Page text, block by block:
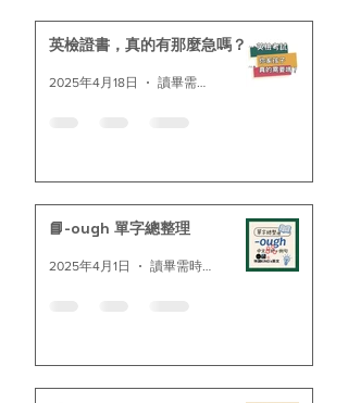
英檢證書，真的有那麼急嗎？
2025年4月18日
📘-ough 單字總整理
2025年4月1日